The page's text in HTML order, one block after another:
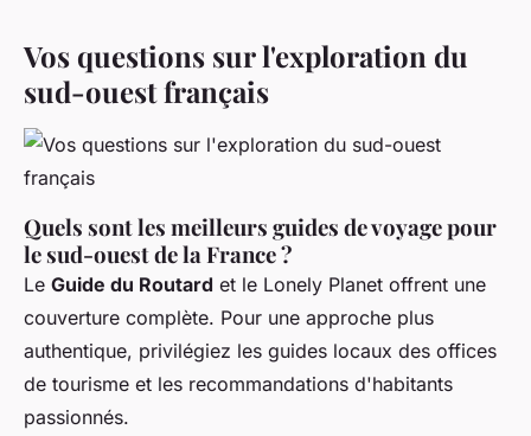
Vos questions sur l'exploration du
sud-ouest français
Quels sont les meilleurs guides de voyage pour
le sud-ouest de la France ?
Le Guide du Routard et le Lonely Planet offrent une
couverture complète. Pour une approche plus
authentique, privilégiez les guides locaux des offices
de tourisme et les recommandations d'habitants
passionnés.